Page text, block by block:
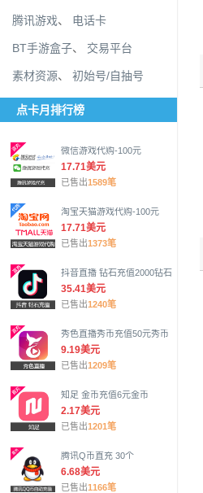
腾讯游戏、 电话卡
BT手游盒子、 交易平台
素材资源、 初始号/自抽号
点卡月排行榜
微信游戏代购-100元
17.71美元
已售出1589笔
淘宝天猫游戏代购-100元
17.71美元
已售出1373笔
抖音直播 钻石充值2000钻石
35.41美元
已售出1240笔
秀色直播秀币充值50元秀币
9.19美元
已售出1209笔
知足 金币充值6元金币
2.17美元
已售出1201笔
腾讯Q币直充 30个
6.68美元
已售出1166笔